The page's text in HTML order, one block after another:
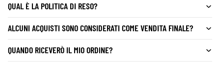
QUAL È LA POLITICA DI RESO?
ALCUNI ACQUISTI SONO CONSIDERATI COME VENDITA FINALE?
QUANDO RICEVERÒ IL MIO ORDINE?